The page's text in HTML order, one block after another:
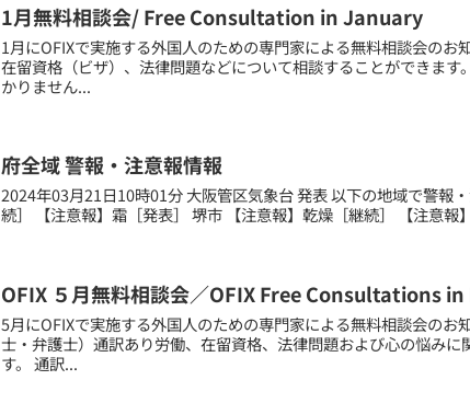
1月無料相談会/ Free Consultation in January
1月にOFIXで実施する外国人のための専門家による無料相談会のお
在留資格（ビザ）、法律問題などについて相談することができま
かりません...
府全域 警報・注意報情報
2024年03月21日10時01分 大阪管区気象台 発表 以下の地域で警報
続］ 【注意報】霜［発表］ 堺市 【注意報】乾燥［継続］ 【注意
OFIX ５月無料相談会／OFIX Free Consultations in
5月にOFIXで実施する外国人のための専門家による
士・弁護士）通訳あり労働、在留資格、法律問題および心の悩み
す。 通訳...